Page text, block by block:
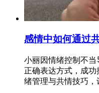
感情中如何通过
小丽因情绪控制不
正确表达方式，成
绪管理与共情技巧，